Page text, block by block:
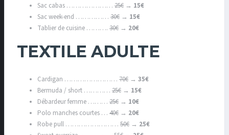
Sac cabas ………………… 25€ → 15€
Sac week-end …………… 30€ → 15€
Tablier de cuisine ………. 30€ → 20€
TEXTILE ADULTE
Cardigan …………………… 70€ → 35€
Bermuda / short ………… 25€ → 15€
Débardeur femme ……… 25€ → 10€
Polo manches courtes … 40€ → 20€
Robe pull …………………… 50€ → 25€